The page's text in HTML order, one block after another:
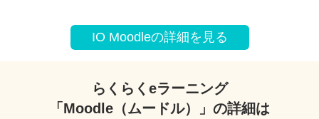
IO Moodleの詳細を見る
らくらくeラーニング
「Moodle（ムードル）」の詳細は